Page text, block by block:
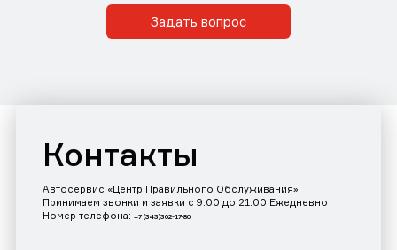
Задать вопрос
Контакты
Автосервис «Центр Правильного Обслуживания»
Принимаем звонки и заявки с 9:00 до 21:00 Ежедневно
Номер телефона: +7 (343)302-17-80